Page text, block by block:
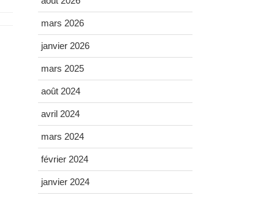
mars 2026
janvier 2026
mars 2025
août 2024
avril 2024
mars 2024
février 2024
janvier 2024